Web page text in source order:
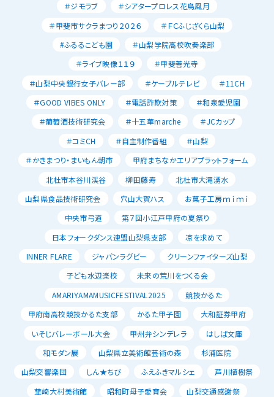
＃ジモラブ
＃シアタープロレス花鳥風月
＃甲斐市サクラまつり２０２６
＃ＦＣふじざくら山梨
#ふるるこども園
＃山梨学院高校吹奏楽部
＃ライブ映像１１９
＃甲斐善光寺
＃山梨中央銀行女子バレー部
＃ケーブルテレビ
＃11CH
＃GOOD VIBES ONLY
＃電話詐欺対策
＃和泉愛児園
＃葡萄酒技術研究会
＃十五華marche
＃JCカップ
＃コミCH
＃自主制作番組
＃山梨
＃かきまつり・まいもん朝市
甲府まちなかエリアプラットフォーム
北杜市本谷川渓谷
柳田藤寿
北杜市大滝湧水
山梨県食品技術研究会
穴山大賀ハス
お菓子工房ｍｉｍｉ
中央市弓道
第７回小江戸甲府の夏祭り
日本フォークダンス連盟山梨県支部
凉を求めて
INNER FLARE
ジャパンラグビー
クリーンファイターズ山梨
子ども水辺楽校
未来の荒川をつくる会
AMARIYAMAMUSICFESTIVAL2025
競技かるた
甲府南高校競技かるた支部
かるた甲子園
大和証券甲府
いそじバレーボール大会
甲州弁シンデレラ
はしば文庫
和モダン展
山梨県立美術館芸術の森
杉浦医院
山梨交響楽団
しん★ちび ふえふきマルシェ
芦川植樹祭
韮崎大村美術館
昭和町母子愛育会
山梨交通感謝祭